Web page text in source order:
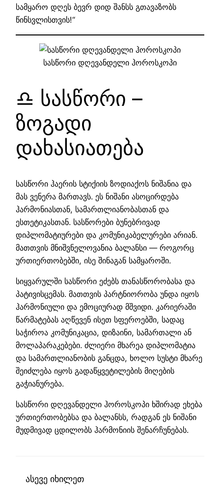
სამყარო დღეს ბევრ დიდ შანსს გთავაზობს
წინსვლისთვის!“
სასწორი დღევანდელი ჰოროსკოპი
♎ სასწორი –
ზოგადი
დახასიათება
სასწორი ჰაერის სტიქიის ზოდიაქოს ნიშანია და
მას ვენერა მართავს. ეს ნიშანი ასოცირდება
ჰარმონიასთან, სამართლიანობასთან და
ესთეტიკასთან. სასწორები ბუნებრივად
დიპლომატიურები და კომუნიკაბელურები არიან.
მათთვის მნიშვნელოვანია ბალანსი — როგორც
ურთიერთობებში, ისე შინაგან სამყაროში.
სიყვარულში სასწორი ეძებს თანასწორობასა და
პატივისცემას. მათთვის პარტნიორობა უნდა იყოს
ჰარმონიული და ემოციურად მშვიდი. კარიერაში
წარმატებას აღწევენ ისეთ სფეროებში, სადაც
საჭიროა კომუნიკაცია, დიზაინი, სამართალი ან
მოლაპარაკებები. ძლიერი მხარეა დიპლომატია
და სამართლიანობის განცდა, ხოლო სუსტი მხარე
შეიძლება იყოს გადაწყვეტილების მიღების
გაჭიანურება.
სასწორი დღევანდელი ჰოროსკოპი ხშირად ეხება
ურთიერთობებსა და ბალანსს, რადგან ეს ნიშანი
მუდმივად ცდილობს ჰარმონიის შენარჩუნებას.
ასევე იხილეთ